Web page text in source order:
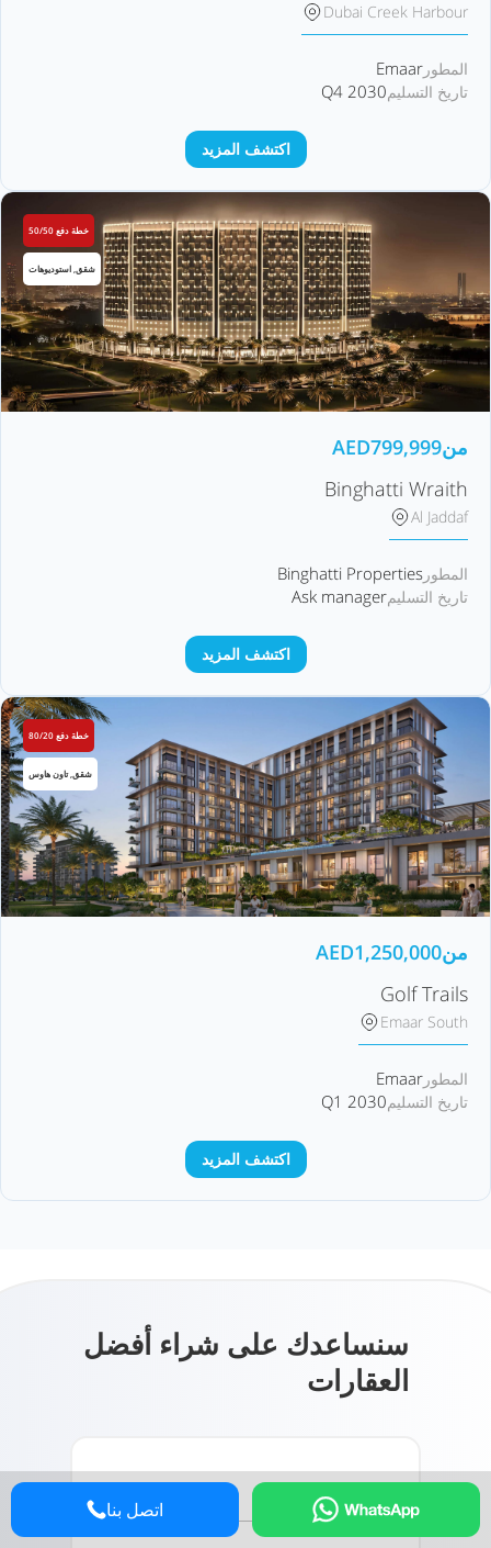
Dubai Creek Harbour
المطور Emaar
تاريخ التسليمQ4 2030
اكتشف المزيد
خطة دفع 50/50
شقق, استوديوهات
من AED799,999
Binghatti Wraith
Al Jaddaf
المطور Binghatti Properties
تاريخ التسليمAsk manager
اكتشف المزيد
خطة دفع 80/20
شقق, تاون هاوس
من AED1,250,000
Golf Trails
Emaar South
المطور Emaar
تاريخ التسليمQ1 2030
اكتشف المزيد
الاسم الكامل *
سنساعدك على شراء أفضل
العقارات
اتصل بنا